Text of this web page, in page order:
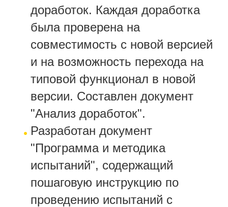
доработок. Каждая доработка
была проверена на
совместимость с новой версией
и на возможность перехода на
типовой функционал в новой
версии. Составлен документ
"Анализ доработок".
Разработан документ
"Программа и методика
испытаний", содержащий
пошаговую инструкцию по
проведению испытаний с